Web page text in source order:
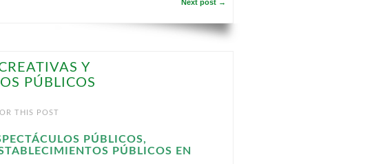
Next post →
Y
PÚBLICOS
THIS POST
PÚBLICOS,
PÚBLICOS EN